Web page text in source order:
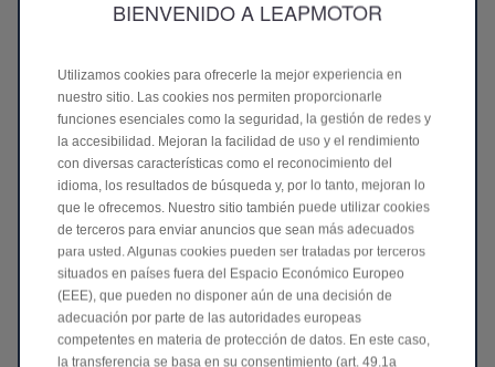
Luz ambiental pulsante en cascada
La iluminación ambiental multimodo en cascada mejora la
inmersión interior, ofreciendo expriencias sensoriales
distintas a través de modos personalizables.
BIENVENIDO A LEAPMOTOR
Utilizamos cookies para ofrecerle la mejor experiencia en
nuestro sitio. Las cookies nos permiten proporcionarle
funciones esenciales como la seguridad, la gestión de redes y
la accesibilidad. Mejoran la facilidad de uso y el rendimiento
con diversas características como el reconocimiento del
idioma, los resultados de búsqueda y, por lo tanto, mejoran lo
que le ofrecemos. Nuestro sitio también puede utilizar cookies
de terceros para enviar anuncios que sean más adecuados
para usted. Algunas cookies pueden ser tratadas por terceros
situados en países fuera del Espacio Económico Europeo
(EEE), que pueden no disponer aún de una decisión de
adecuación por parte de las autoridades europeas
competentes en materia de protección de datos. En este caso,
la transferencia se basa en su consentimiento (art. 49.1a